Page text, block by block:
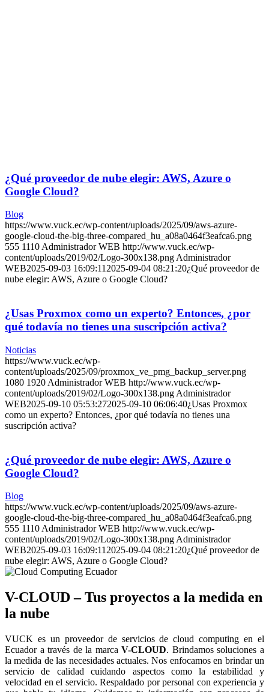
¿Qué proveedor de nube elegir: AWS, Azure o
Google Cloud?
Blog
https://www.vuck.ec/wp-content/uploads/2025/09/aws-azure-
google-cloud-the-big-three-compared_hu_a08a0464f3eafca6.png
555 1110Administrador WEB http://www.vuck.ec/wp-
content/uploads/2019/02/Logo-300x138.pngAdministrador
WEB2025-09-03 16:09:112025-09-04 08:21:20¿Qué proveedor de
nube elegir: AWS, Azure o Google Cloud?
¿Usas Proxmox como un experto? Entonces, ¿por
qué todavía no tienes una suscripción activa?
Noticias
https://www.vuck.ec/wp-
content/uploads/2025/09/proxmox_ve_pmg_backup_server.png
1080 1920 Administrador WEB http://www.vuck.ec/wp-
content/uploads/2019/02/Logo-300x138.png Administrador
WEB2025-09-10 05:53:272025-09-10 06:06:40¿Usas Proxmox
como un experto? Entonces, ¿por qué todavía no tienes una
suscripción activa?
¿Qué proveedor de nube elegir: AWS, Azure o
Google Cloud?
Blog
https://www.vuck.ec/wp-content/uploads/2025/09/aws-azure-
google-cloud-the-big-three-compared_hu_a08a0464f3eafca6.png
555 1110 Administrador WEB http://www.vuck.ec/wp-
content/uploads/2019/02/Logo-300x138.png Administrador
WEB2025-09-03 16:09:11 2025-09-04 08:21:20¿Qué proveedor de
nube elegir: AWS, Azure o Google Cloud?
V-CLOUD – Tus proyectos a la medida en
la nube
VUCK es un proveedor de servicios de cloud computing en el
Ecuador a través de la marcaV-CLOUD. Brindamos soluciones a
la medida de las necesidades actuales. Nos enfocamos en brindar un
servicio de calidad cuidando aspectos como la estabilidad y
velocidad en el servicio. Respaldado por personal con experiencia y